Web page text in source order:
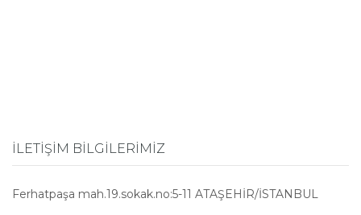
İLETİŞİM BİLGİLERİMİZ
Ferhatpaşa mah.19.sokak.no:5-11 ATAŞEHİR/İSTANBUL